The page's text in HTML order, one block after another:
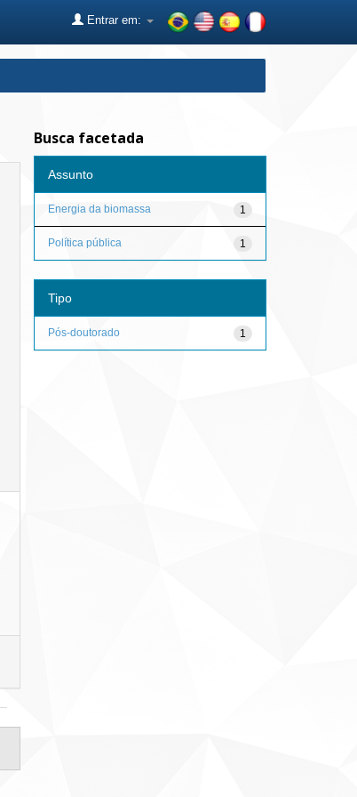
Entrar em:
Busca facetada
Assunto
1
Energia da biomassa
1
Política pública
Tipo
1
Pós-doutorado